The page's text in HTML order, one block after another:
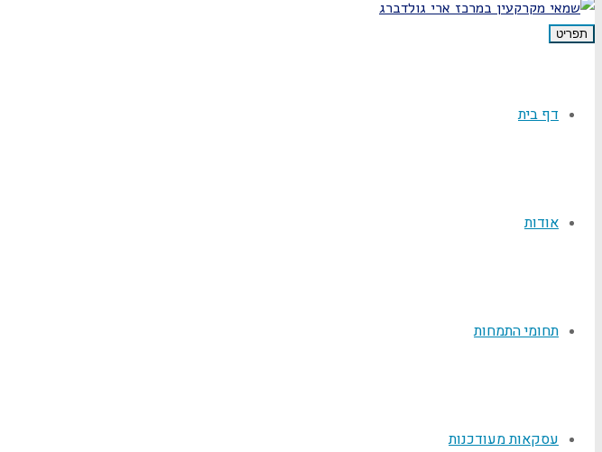
תפריט
דף בית
אודות
תחומי התמחות
עסקאות מעודכנות